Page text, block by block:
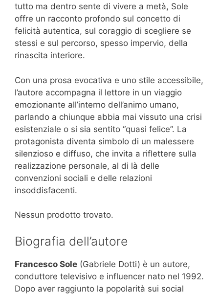
tutto ma dentro sente di vivere a metà, Sole
offre un racconto profondo sul concetto di
felicità autentica, sul coraggio di scegliere se
stessi e sul percorso, spesso impervio, della
rinascita interiore.
Con una prosa evocativa e uno stile accessibile,
l’autore accompagna il lettore in un viaggio
emozionante all’interno dell’animo umano,
parlando a chiunque abbia mai vissuto una crisi
esistenziale o si sia sentito “quasi felice”. La
protagonista diventa simbolo di un malessere
silenzioso e diffuso, che invita a riflettere sulla
realizzazione personale, al di là delle
convenzioni sociali e delle relazioni
insoddisfacenti.
Nessun prodotto trovato.
Biografia dell’autore
Francesco Sole (Gabriele Dotti) è un autore,
conduttore televisivo e influencer nato nel 1992.
Dopo aver raggiunto la popolarità sui social